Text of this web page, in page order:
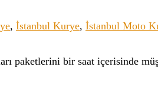
, İstanbul Kurye, İstanbul Moto
paketlerini bir saat içerisinde